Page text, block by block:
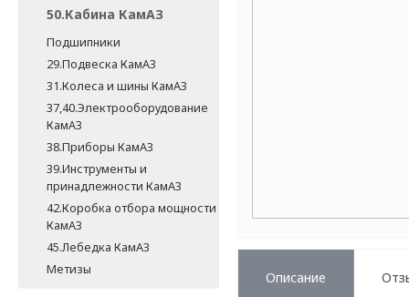
50.Кабина КамАЗ
Подшипники
29.Подвеска КамАЗ
31.Колеса и шины КамАЗ
37,40.Электрооборудование
КамАЗ
38.Приборы КамАЗ
39.Инструменты и
принадлежности КамАЗ
42.Коробка отбора мощности
КамАЗ
45.Лебедка КамАЗ
Метизы
Описание